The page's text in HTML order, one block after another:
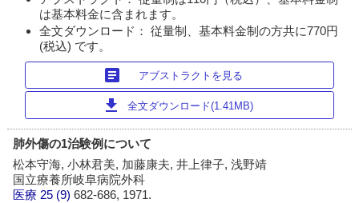
は基本料金に含まれます。
全文ダウンロード： 従量制、基本料金制の方共に770円
(税込) です。
article アブストラクトを見る
download 全文ダウンロード(1.41MB)
肺外傷の1治験例について
松本守海, 小林君美, 加藤康夫, 井上律子, 浅野靖
国立療養所岐阜病院外科
医療 25 (9)682-686, 1971.